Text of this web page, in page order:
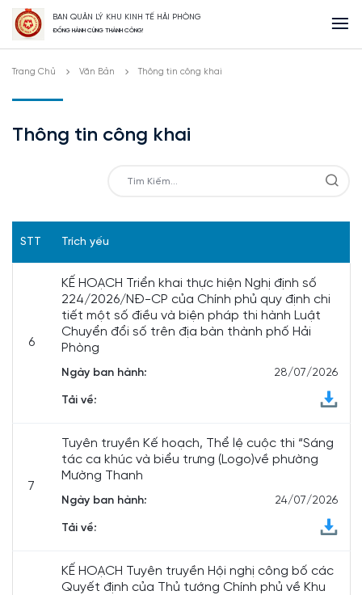
BAN QUẢN LÝ KHU KINH TẾ HẢI PHÒNG
ĐỒNG HÀNH CÙNG THÀNH CÔNG!
Trang Chủ Văn Bản Thông tin công khai
Thông tin công khai
STT Trích yếu
6
KẾ HOẠCH Triển khai thực hiện Nghị định số
224/2026/NĐ-CP của Chính phủ quy định chi
tiết một số điều và biện pháp thi hành Luật
Chuyển đổi số trên địa bàn thành phố Hải
Phòng
Ngày ban hành: 28/07/2026
Tải về:
7
Tuyên truyền Kế hoạch, Thể lệ cuộc thi “Sáng
tác ca khúc và biểu trưng (Logo)về phường
Mường Thanh
Ngày ban hành: 24/07/2026
Tải về:
KẾ HOẠCH Tuyên truyền Hội nghị công bố các
Quyết định của Thủ tướng Chính phủ về Khu